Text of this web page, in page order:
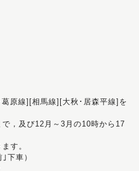
原線][相馬線][大秋･居森平線]を
，及び12月～3月の10時から17
す。
下車）